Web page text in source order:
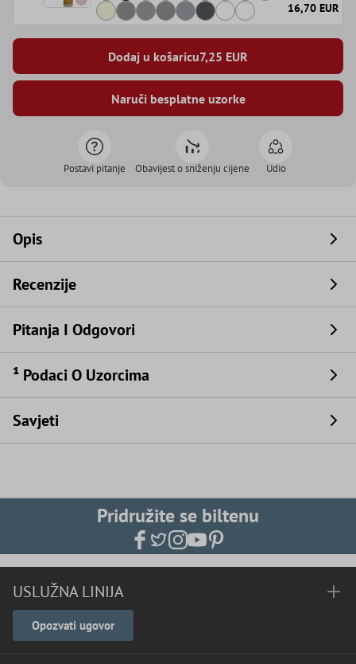
16,70 EUR
Dodaj u košaricu7,25 EUR
Naruči besplatne uzorke
Postavi pitanje Obavijest o sniženju cijene Udio
Opis
Recenzije
Pitanja I Odgovori
¹ Podaci O Uzorcima
Savjeti
Pridružite se biltenu
USLUŽNA LINIJA
Opozvati ugovor